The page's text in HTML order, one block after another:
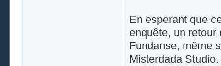
En esperant que
enquête, un retour
Fundanse, même
Misterdada Studio.